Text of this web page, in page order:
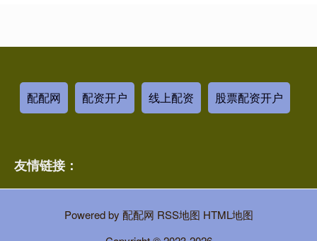
配配网 配资开户 线上配资 股票配资开户
友情链接：
Powered by 配配网 RSS地图 HTML地图